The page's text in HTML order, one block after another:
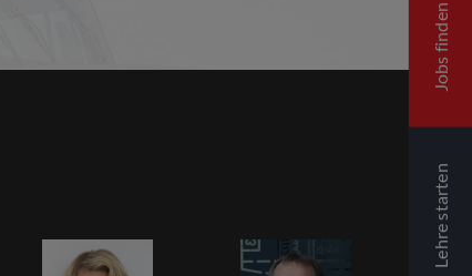
Jobs finden
Lehre starten